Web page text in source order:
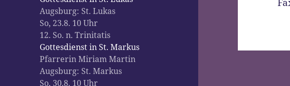
Augsburg: St. Lukas
So, 23.8. 10 Uhr
12. So. n. Trinitatis
Gottesdienst in St. Markus
Pfarrerin Miriam Martin
Augsburg: St. Markus
So, 30.8. 10 Uhr